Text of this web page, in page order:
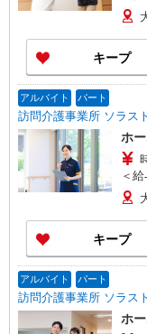
キープ
アルバイト パート
訪問介護事業所 ソラス
ホ
＜
UP
キープ
アルバイト パート
訪問介護事業所 ソラス
ホ